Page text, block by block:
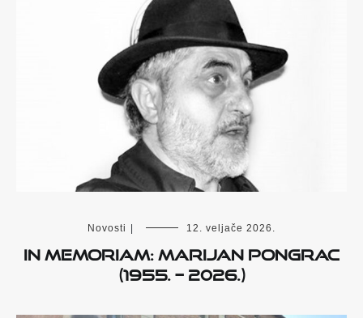
Novosti 12. veljače 2026.
IN MEMORIAM: MARIJAN PONGRAC
(1955. – 2026.)